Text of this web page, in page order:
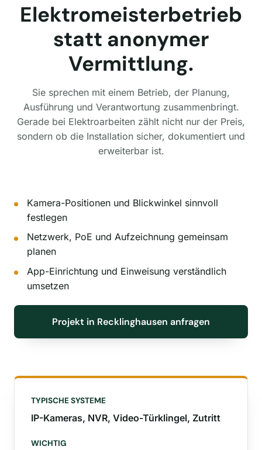
Elektromeisterbetrieb
statt anonymer
Vermittlung.
Sie sprechen mit einem Betrieb, der Planung,
Ausführung und Verantwortung zusammenbringt.
Gerade bei Elektroarbeiten zählt nicht nur der Preis,
sondern ob die Installation sicher, dokumentiert und
erweiterbar ist.
Kamera-Positionen und Blickwinkel sinnvoll
festlegen
Netzwerk, PoE und Aufzeichnung gemeinsam
planen
App-Einrichtung und Einweisung verständlich
umsetzen
Projekt in Recklinghausen anfragen
TYPISCHE SYSTEME
IP-Kameras, NVR, Video-Türklingel, Zutritt
WICHTIG